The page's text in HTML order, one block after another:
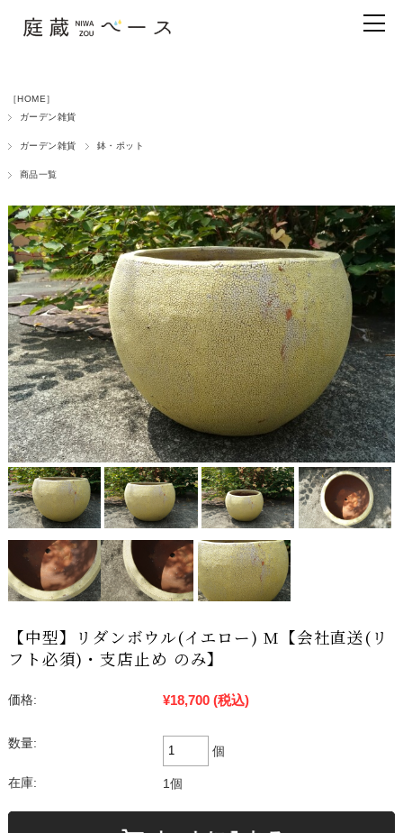
［HOME］
ガーデン雑貨
ガーデン雑貨 鉢・ポット
商品一覧
【中型】リダンボウル(イエロー) M【会社直送(リ
フト必須)・支店止め のみ】
価格: ¥18,700 (税込)
数量:
個
在庫: 1個